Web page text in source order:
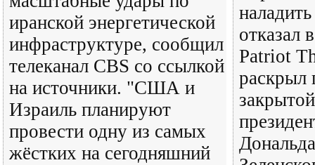
иранской энергетической
инфраструктуре, сообщил
телеканал CBS со ссылкой
на источники. "США и
Израиль планируют
провести одну из самых
жёстких на сегодняшний
отказал
Patriot
раскрыл